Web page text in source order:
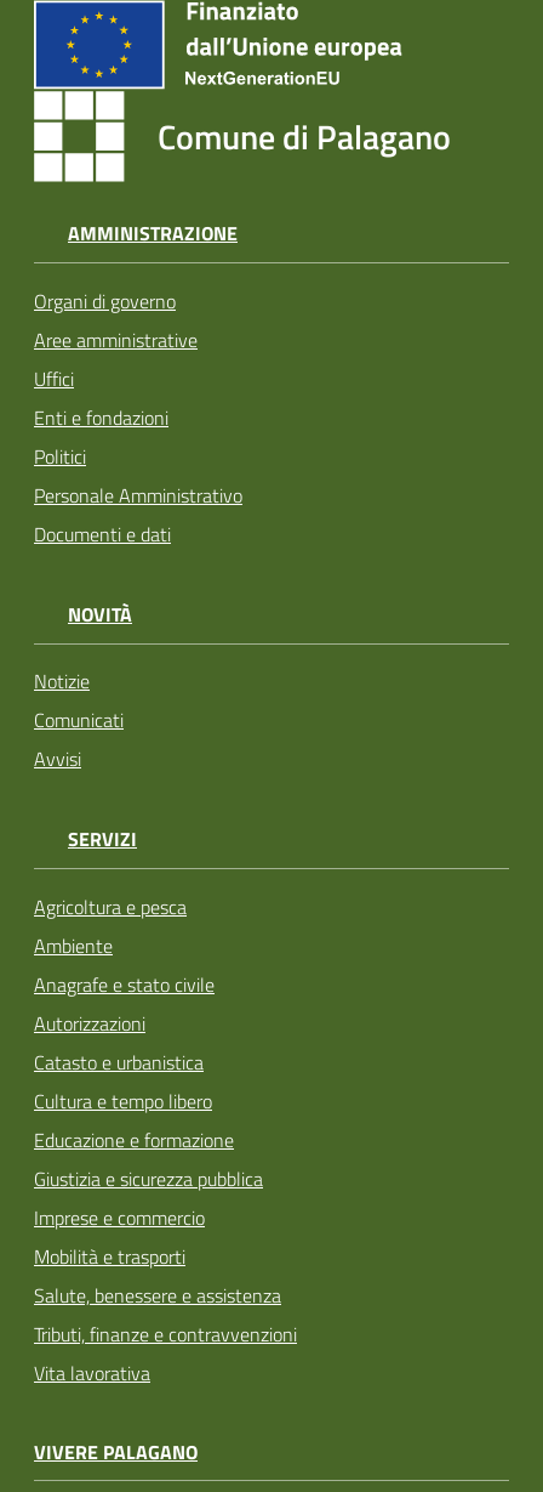
Comune di Palagano
AMMINISTRAZIONE
Organi di governo
Aree amministrative
Uffici
Enti e fondazioni
Politici
Personale Amministrativo
Documenti e dati
NOVITÀ
Notizie
Comunicati
Avvisi
SERVIZI
Agricoltura e pesca
Ambiente
Anagrafe e stato civile
Autorizzazioni
Catasto e urbanistica
Cultura e tempo libero
Educazione e formazione
Giustizia e sicurezza pubblica
Imprese e commercio
Mobilità e trasporti
Salute, benessere e assistenza
Tributi, finanze e contravvenzioni
Vita lavorativa
VIVERE PALAGANO